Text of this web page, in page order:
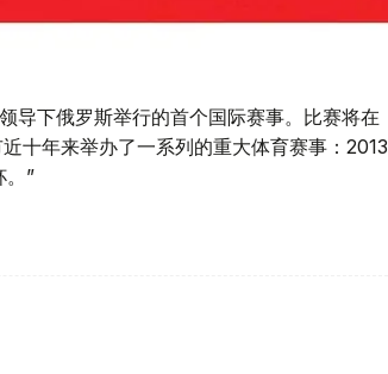
导下俄罗斯举行的首个国际赛事。比赛将在
十年来举办了一系列的重大体育赛事：2013
。”